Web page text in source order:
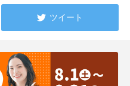
ツイート